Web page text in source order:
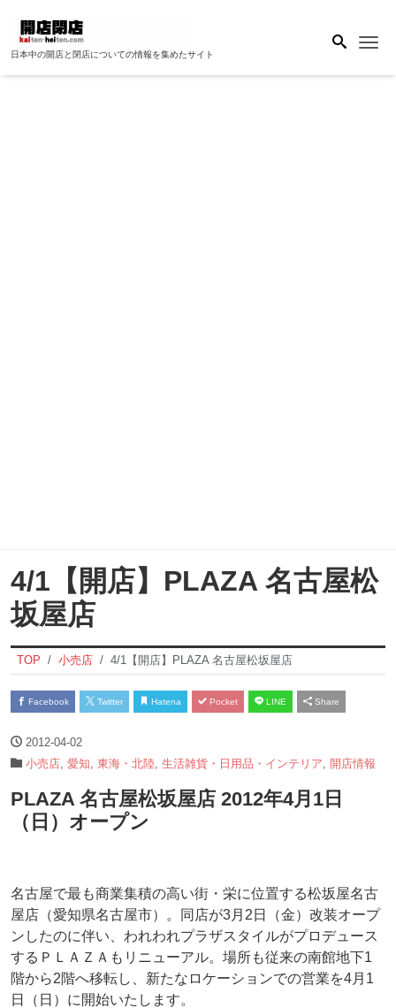
日本中の開店と閉店についての情報を集めたサイト
4/1【開店】PLAZA 名古屋松
坂屋店
TOP 小売店 4/1【開店】PLAZA 名古屋松坂屋店
Facebook Twitter Hatena Pocket LINE Share
2012-04-02
小売店 愛知 東海・北陸 生活雑貨・日用品・インテリア 開店情報
PLAZA 名古屋松坂屋店 2012年4月1日
（日）オープン
名古屋で最も商業集積の高い街・栄に位置する松坂屋名古
屋店（愛知県名古屋市）。同店が3月2日（金）改装オープ
ンしたのに伴い、われわれプラザスタイルがプロデュース
するＰＬＡＺＡもリニューアル。場所も従来の南館地下1
階から2階へ移転し、新たなロケーションでの営業を4月1
日（日）に開始いたします。